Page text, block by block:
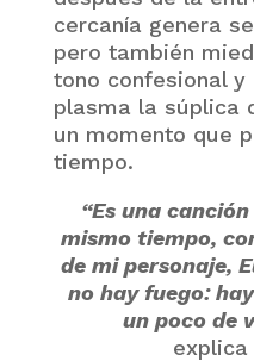
cercanía genera
pero también
tono confesional
plasma la súplica
un momento que
tiempo.
“Es una
mismo tiempo,
de mi personaje,
no hay fuego:
un poco de